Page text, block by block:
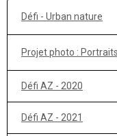
Défi - Urban nature
Projet photo : Portraits
Défi AZ - 2020
Défi AZ - 2021